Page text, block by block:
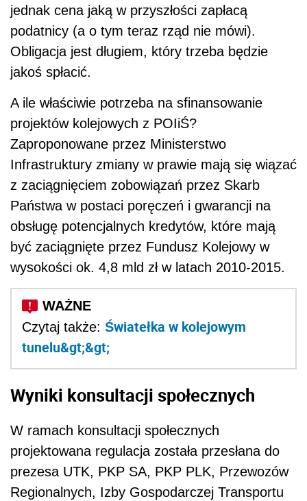
jednak cena jaką w przyszłości zapłacą
podatnicy (a o tym teraz rząd nie mówi).
Obligacja jest długiem, który trzeba będzie
jakoś spłacić.
A ile właściwie potrzeba na sfinansowanie
projektów kolejowych z POIiŚ?
Zaproponowane przez Ministerstwo
Infrastruktury zmiany w prawie mają się wiązać
z zaciągnięciem zobowiązań przez Skarb
Państwa w postaci poręczeń i gwarancji na
obsługę potencjalnych kredytów, które mają
być zaciągnięte przez Fundusz Kolejowy w
wysokości ok. 4,8 mld zł w latach 2010-2015.
Czytaj także: Światełka w kolejowym
tunelu&gt;&gt;
Wyniki konsultacji społecznych
W ramach konsultacji społecznych
projektowana regulacja została przesłana do
prezesa UTK, PKP SA, PKP PLK, Przewozów
Regionalnych, Izby Gospodarczej Transportu